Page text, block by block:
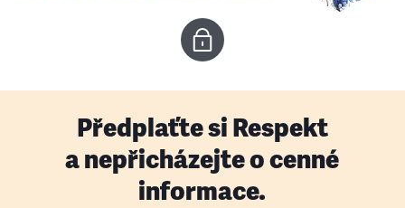
Předplaťte si Respekt
a nepřicházejte o cenné
informace.